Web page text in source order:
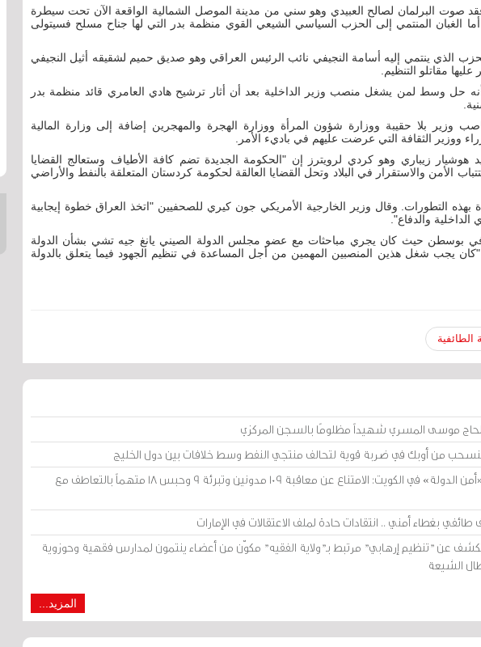
فقد صوت البرلمان لصالح العبيدي وهو سني من مدينة الموصل الشمالية الواقعة الآن تحت سيطرة
أما الغبان المنتمي إلى الحزب السياسي الشيعي القوي منظمة بدر التي لها جناح مسلح فسيتولى
الذي ينتمي إليه أسامة النجيفي نائب الرئيس العراقي وهو صديق حميم لشقيقه أثيل النجيفي
مقاتلو التنظيم.
حل وسط لمن يشغل منصب وزير الداخلية بعد أن أثار ترشيح هادي العامري قائد منظمة بدر
وزير بلا حقيبة ووزارة شؤون المرأة ووزارة الهجرة والمهجرين إضافة إلى وزارة المالية
ووزير الثقافة التي عرضت عليهم في باديء الأمر.
هوشيار زيباري وهو كردي لرويترز إن "الحكومة الجديدة تضم كافة الأطياف وستعالج القضايا
الأمن والاستقرار في البلاد وتحل القضايا العالقة لحكومة كردستان المتعلقة بالنفط والأراضي
بهذه التطورات. وقال وزير الخارجية الأمريكي جون كيري للصحفيين "اتخذ العراق خطوة إيجابية
الداخلية والدفاع".
بوسطن حيث كان يجري مباحثات مع عضو مجلس الدولة الصيني يانغ جيه تشي بشأن الدولة
"كان يجب شغل هذين المنصبين المهمين من أجل المساعدة في تنظيم الجهود فيما يتعلق بالدولة
موسى المسري شهيداً مظلومًا بالسجن المركزي
تنسحب من أوبك في ضربة قوية لتحالف منتجي النفط وسط خلافات بين دول الخليج
محكمة «أمن الدولة» في الكويت: الامتناع عن معاقبة 109 مدونين وتبرئة 9 وحبس 18 متهماً بالتعاطف مع
بغطاء أمني .. انتقادات حادة لملف الاعتقالات في الإمارات
تكشف عن "تنظيم إرهابي" مرتبط بـ"ولاية الفقيه" مكوّن من أعضاء ينتمون لمدارس فقهية وحوزوية
الشيعة
المزيد...